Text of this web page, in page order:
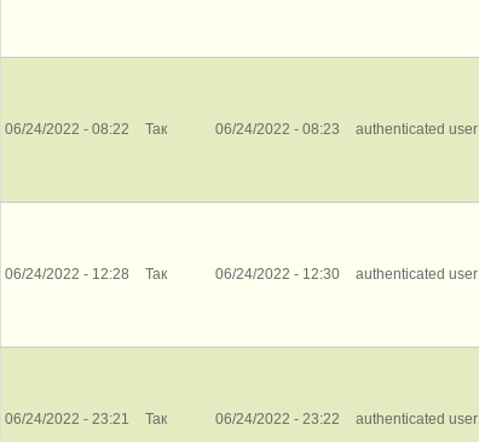
06/24/2022 - 08:22 Так 06/24/2022 - 08:23 authenticated user
06/24/2022 - 12:28 Так 06/24/2022 - 12:30 authenticated user
06/24/2022 - 23:21 Так 06/24/2022 - 23:22 authenticated user